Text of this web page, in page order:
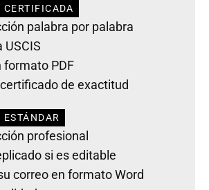
CERTIFICADA
palabra por palabra
USCIS
formato PDF
de exactitud
profesional
si es editable
correo en formato Word